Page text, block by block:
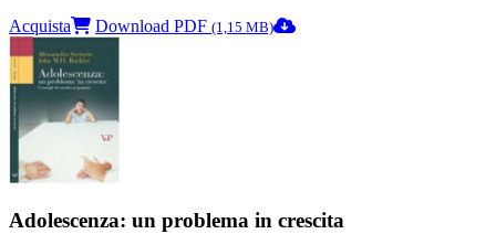
Acquista
Download PDF (1,15 MB)
Adolescenza: un problema in crescita